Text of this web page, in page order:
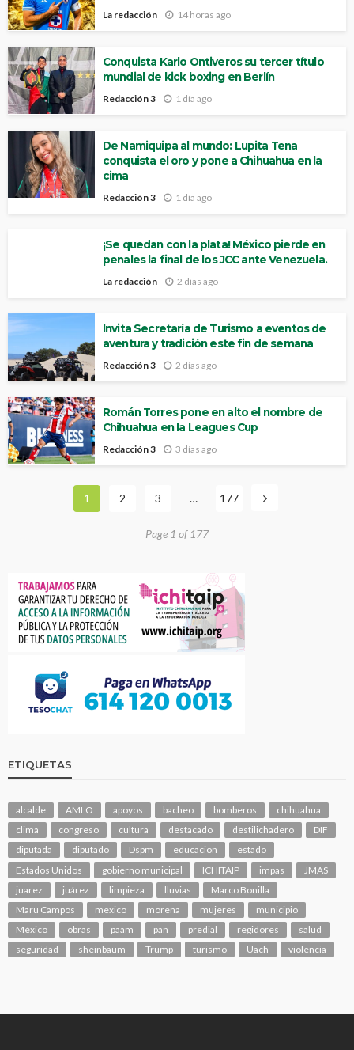
La redacción 14 horas ago
Conquista Karlo Ontiveros su tercer título
mundial de kick boxing en Berlín
Redacción 3 1 día ago
De Namiquipa al mundo: Lupita Tena
conquista el oro y pone a Chihuahua en la
cima
Redacción 3 1 día ago
¡Se quedan con la plata! México pierde en
penales la final de los JCC ante Venezuela.
La redacción 2 días ago
Invita Secretaría de Turismo a eventos de
aventura y tradición este fin de semana
Redacción 3 2 días ago
Román Torres pone en alto el nombre de
Chihuahua en la Leagues Cup
Redacción 3 3 días ago
1 2 3 … 177
Page 1 of 177
ETIQUETAS
alcalde AMLO apoyos bacheo bomberos
chihuahua
clima
congreso cultura destacado destilichadero
DIF
diputada
diputado Dspm educacion
estado
Estados Unidos
gobierno municipal ICHITAIP impas
JMAS
juarez
juárez limpieza lluvias
Marco Bonilla
Maru Campos
mexico morena mujeres
municipio
México
obras paam pan predial regidores
salud
seguridad
sheinbaum Trump turismo Uach violencia